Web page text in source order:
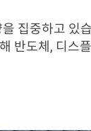
집중하고 있
반도체, 디스